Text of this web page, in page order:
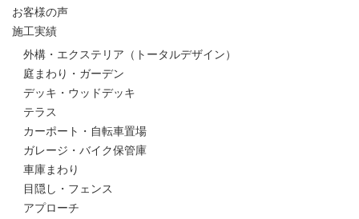
お客様の声
施工実績
外構・エクステリア（トータルデザイン）
庭まわり・ガーデン
デッキ・ウッドデッキ
テラス
カーポート・自転車置場
ガレージ・バイク保管庫
車庫まわり
目隠し・フェンス
アプローチ